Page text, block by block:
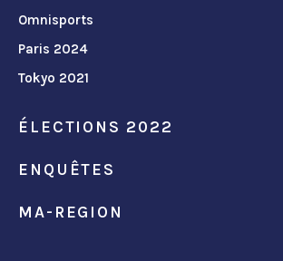
Omnisports
Paris 2024
Tokyo 2021
ÉLECTIONS 2022
ENQUÊTES
MA-REGION